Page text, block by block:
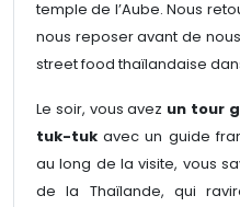
temple de l’Aube. Nous
nous reposer avant de
street food thaïlandaise
Le soir, vous avez un tour
tuk-tuk avec un guide
au long de la visite, vous
de la Thaïlande, qui